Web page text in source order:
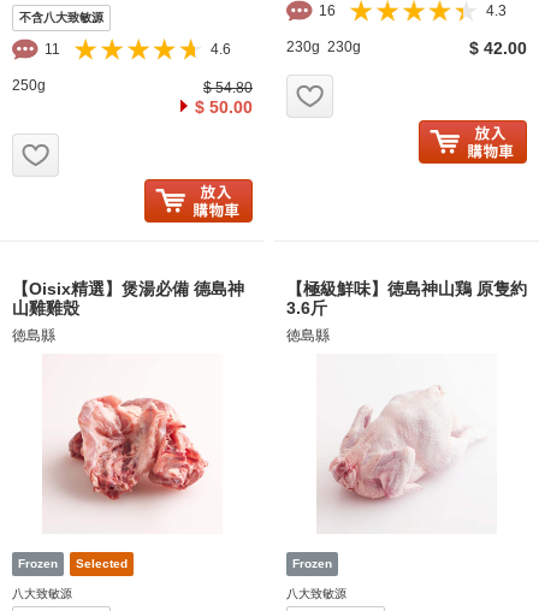
不含八大致敏源
11 4.6
250g $ 54.80
$ 50.00
16 4.3
230g 230g $ 42.00
【Oisix精選】煲湯必備 德島神
山雞雞殼
徳島縣
八大致敏源
【極級鮮味】徳島神山鶏 原隻約
3.6斤
徳島縣
八大致敏源